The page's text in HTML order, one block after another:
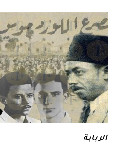
الربابة